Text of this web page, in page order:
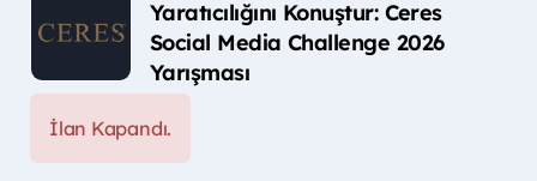
Yaratıcılığını Konuştur: Ceres
Social Media Challenge 2026
Yarışması
İlan Kapandı.